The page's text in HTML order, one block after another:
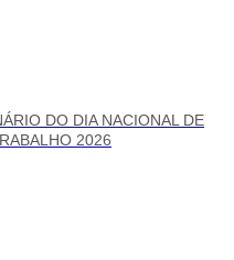
DO DIA NACIONAL DE
2026